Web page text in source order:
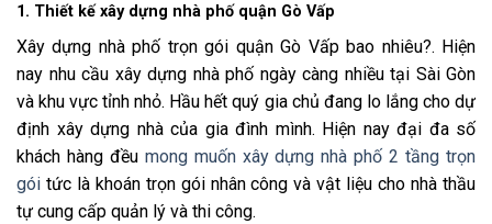
1. Thiết kế xây dựng nhà phố quận Gò Vấp
Xây dựng nhà phố trọn gói quận Gò Vấp bao nhiêu?. Hiện
nay nhu cầu xây dựng nhà phố ngày càng nhiều tại Sài Gòn
và khu vực tỉnh nhỏ. Hầu hết quý gia chủ đang lo lắng cho dự
định xây dựng nhà của gia đình mình. Hiện nay đại đa số
khách hàng đều mong muốn xây dựng nhà phố 2 tầng trọn
gói tức là khoán trọn gói nhân công và vật liệu cho nhà thầu
tự cung cấp quản lý và thi công.